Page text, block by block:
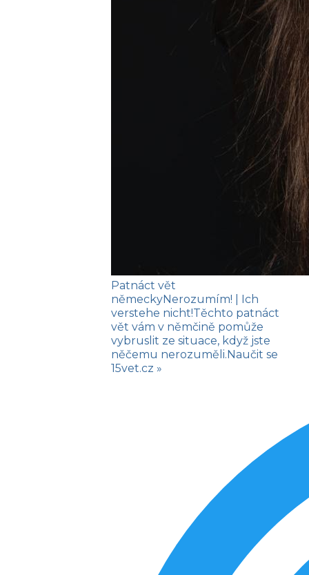
Patnáct vět
německyNerozumím!
| Ich
verstehe nicht!Těchto patnáct
vět vám v němčině pomůže
vybruslit ze situace, když jste
něčemu nerozuměli.Naučit se
15vet.cz »